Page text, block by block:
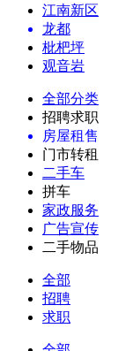
江南新区
龙都
枇杷坪
观音岩
全部分类
招聘求职
房屋租售
门市转租
二手车
拼车
家政服务
广告宣传
二手物品
全部
招聘
求职